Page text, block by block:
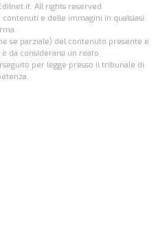
All rights reserved.
e delle immagini in qualsiasi
se parziale) del contenuto presente e
da considerarsi un reato.
per legge presso il tribunale di